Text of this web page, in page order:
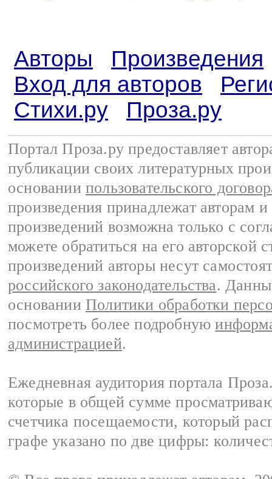
Авторы
Произведения
Вход для авторов
Стихи.ру
Проза.ру
Портал Проза.ру предоставляет
публикации своих литературных
основании пользовательского
произведения принадлежат авторам
произведений возможна только с
можете обратиться на его авторской
произведений авторы несут
российского законодательства.
основании Политики обработки
посмотреть более подробную
администрацией.
Ежедневная аудитория портала
которые в общей сумме
счетчика посещаемости, который
графе указано по две цифры: